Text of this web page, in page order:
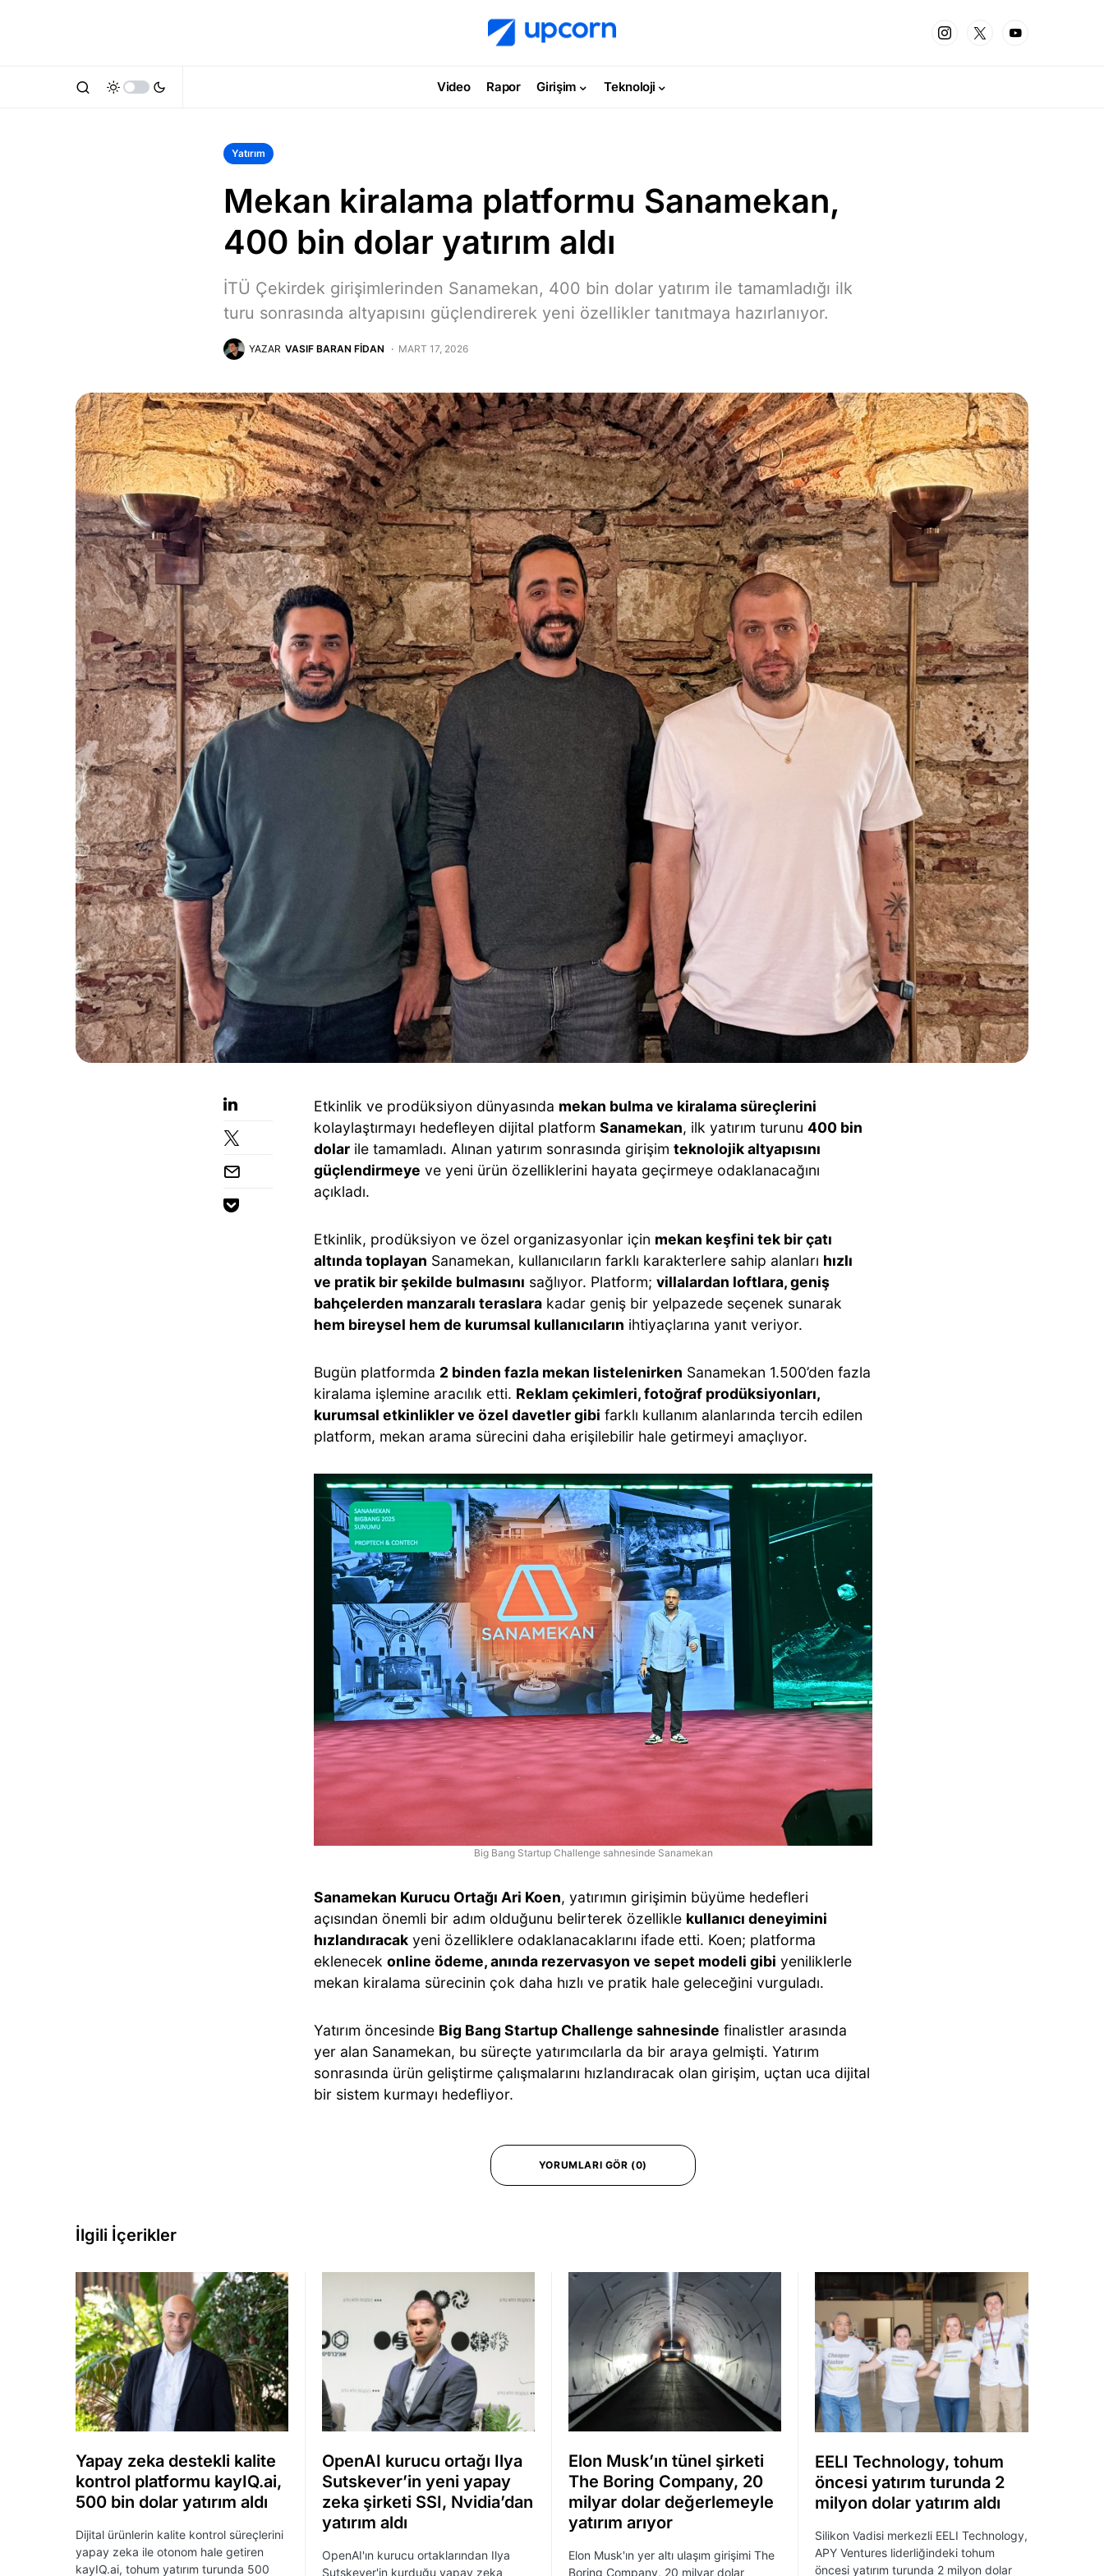
Video Rapor Girişim Teknoloji
Yatırım
Mekan kiralama platformu Sanamekan,
400 bin dolar yatırım aldı
İTÜ Çekirdek girişimlerinden Sanamekan, 400 bin dolar yatırım ile tamamladığı ilk
turu sonrasında altyapısını güçlendirerek yeni özellikler tanıtmaya hazırlanıyor.
YAZAR VASIF BARAN FIDAN MART 17, 2026
Etkinlik ve prodüksiyon dünyasında mekan bulma ve kiralama süreçlerini
kolaylaştırmayı hedefleyen dijital platform Sanamekan, ilk yatırım turunu 400 bin
dolar ile tamamladı. Alınan yatırım sonrasında girişim teknolojik altyapısını
güçlendirmeye ve yeni ürün özelliklerini hayata geçirmeye odaklanacağını
açıkladı.
Etkinlik, prodüksiyon ve özel organizasyonlar için mekan keşfini tek bir çatı
altında toplayan Sanamekan, kullanıcıların farklı karakterlere sahip alanları hızlı
ve pratik bir şekilde bulmasını sağlıyor. Platform; villalardan loftlara, geniş
bahçelerden manzaralı teraslara kadar geniş bir yelpazede seçenek sunarak
hem bireysel hem de kurumsal kullanıcıların ihtiyaçlarına yanıt veriyor.
Bugün platformda 2 binden fazla mekan listelenirken Sanamekan 1.500’den fazla
kiralama işlemine aracılık etti. Reklam çekimleri, fotoğraf prodüksiyonları,
kurumsal etkinlikler ve özel davetler gibi farklı kullanım alanlarında tercih edilen
platform, mekan arama sürecini daha erişilebilir hale getirmeyi amaçlıyor.
Big Bang Startup Challenge sahnesinde Sanamekan
Sanamekan Kurucu Ortağı Ari Koen, yatırımın girişimin büyüme hedefleri
açısından önemli bir adım olduğunu belirterek özellikle kullanıcı deneyimini
hızlandıracak yeni özelliklere odaklanacaklarını ifade etti. Koen; platforma
eklenecek online ödeme, anında rezervasyon ve sepet modeli gibi yeniliklerle
mekan kiralama sürecinin çok daha hızlı ve pratik hale geleceğini vurguladı.
Yatırım öncesinde Big Bang Startup Challenge sahnesinde finalistler arasında
yer alan Sanamekan, bu süreçte yatırımcılarla da bir araya gelmişti. Yatırım
sonrasında ürün geliştirme çalışmalarını hızlandıracak olan girişim, uçtan uca dijital
bir sistem kurmayı hedefliyor.
YORUMLARI GÖR (0)
İlgili İçerikler
Yapay zeka destekli kalite
kontrol platformu kayIQ.ai,
500 bin dolar yatırım aldı
Dijital ürünlerin kalite kontrol süreçlerini
yapay zeka ile otonom hale getiren
kayIQ.ai, tohum yatırım turunda 500
OpenAI kurucu ortağı Ilya
Sutskever’in yeni yapay
zeka şirketi SSI, Nvidia’dan
yatırım aldı
OpenAI'ın kurucu ortaklarından Ilya
Sutskever'in kurduğu yapay zeka
Elon Musk’ın tünel şirketi
The Boring Company, 20
milyar dolar değerlemeyle
yatırım arıyor
Elon Musk'ın yer altı ulaşım girişimi The
Boring Company, 20 milyar dolar
EELI Technology, tohum
öncesi yatırım turunda 2
milyon dolar yatırım aldı
Silikon Vadisi merkezli EELI Technology,
APY Ventures liderliğindeki tohum
öncesi yatırım turunda 2 milyon dolar